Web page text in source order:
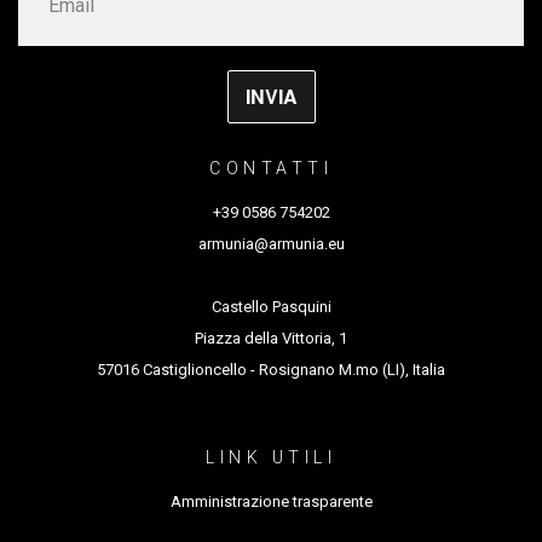
secondoMiglior Spettacolo del Progetto W.A.Y di
Associazione ETRE
Comune di Borgosatollo
durata 60′
CONTATTI
+39 0586 754202
armunia@armunia.eu
Castello Pasquini
Piazza della Vittoria, 1
57016 Castiglioncello - Rosignano M.mo (LI), Italia
LINK UTILI
Amministrazione trasparente